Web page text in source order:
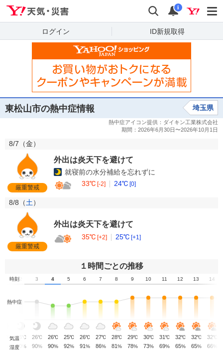
検索 通知
i
ログイン ID新規取得
東松山市の熱中症情報 埼玉県
8/7（金）
厳重警戒
外出は炎天下を避けて
就寝前の水分補給を忘れずに
33℃ [-2] 24℃ [0]
8/8（土）
厳重警戒
外出は炎天下を避けて
35℃ [+2] 25℃ [+1]
１時間ごとの推移
時刻 3 4 5 6 7 8 9 10 11 12 13 14
熱中症
気温
℃ 26 ℃ 26℃ 26℃ 25℃ 26℃ 27℃ 28℃ 29℃ 30℃ 31℃ 32℃ 32℃ 32℃
湿度
% 90 % 90% 90% 92% 91% 86% 81% 78% 73% 69% 65% 65% 66%